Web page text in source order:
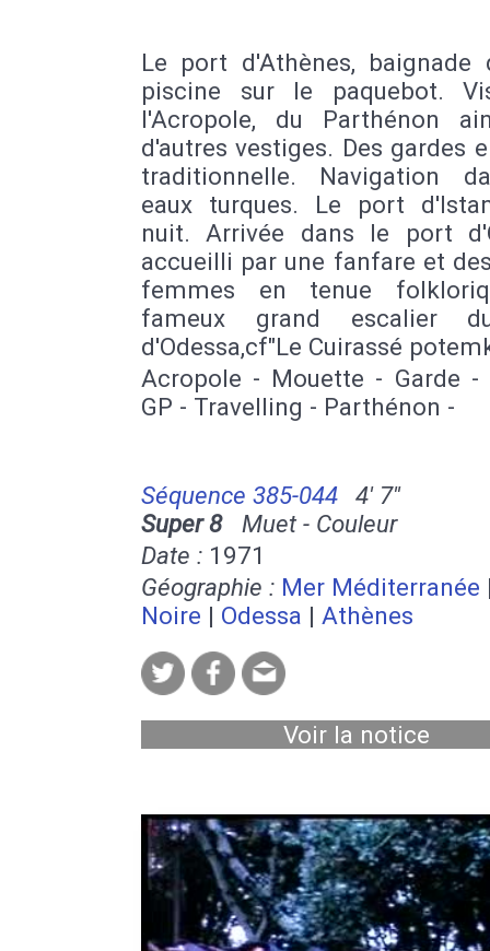
Le port d'Athènes, baignade
piscine sur le paquebot.
l'Acropole, du Parthénon
d'autres vestiges. Des gardes
traditionnelle. Navigation
eaux turques. Le port
nuit. Arrivée dans le port
accueilli par une fanfare et
femmes en tenue
fameux grand escalier
d'Odessa,cf"Le Cuirassé
Acropole - Mouette - Garde -
GP - Travelling - Parthénon -
Séquence 385-044
4' 7''
Super 8Muet - Couleur
Date : 1971
Géographie : Mer Méditerranée
Noire | Odessa | Athènes
Voir la notice